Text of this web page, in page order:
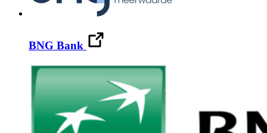
BNG Bank